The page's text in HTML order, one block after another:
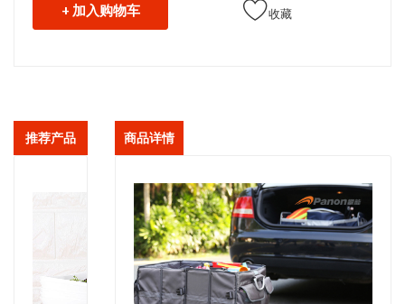
+ 加入购物车 收藏
推荐产品 商品详情